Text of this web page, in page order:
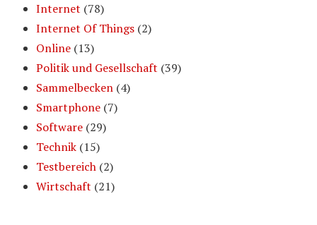
Internet (78)
Internet Of Things (2)
Online (13)
Politik und Gesellschaft (39)
Sammelbecken (4)
Smartphone (7)
Software (29)
Technik (15)
Testbereich (2)
Wirtschaft (21)